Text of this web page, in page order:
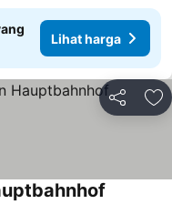
Lihat harga
Bagikan